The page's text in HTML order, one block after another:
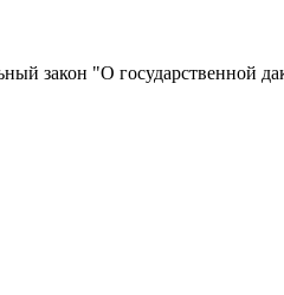
закон "О государственной